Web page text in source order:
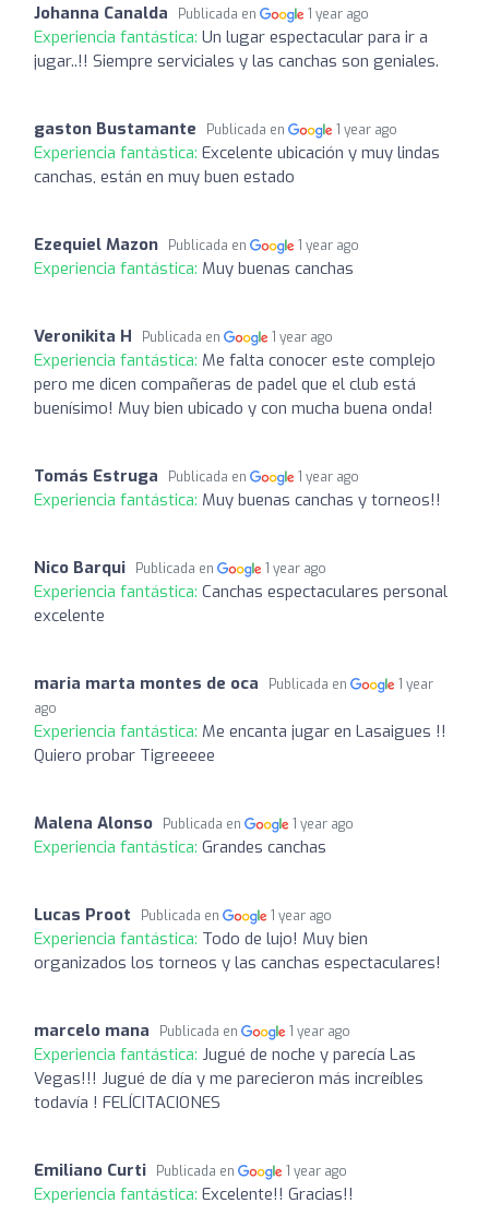
Johanna Canalda Publicada en 1 year ago
Experiencia fantástica: Un lugar espectacular para ir a
jugar..!! Siempre serviciales y las canchas son geniales.
gaston Bustamante Publicada en 1 year ago
Experiencia fantástica: Excelente ubicación y muy lindas
canchas, están en muy buen estado
Ezequiel Mazon Publicada en 1 year ago
Experiencia fantástica: Muy buenas canchas
Veronikita H Publicada en 1 year ago
Experiencia fantástica: Me falta conocer este complejo
pero me dicen compañeras de padel que el club está
buenísimo! Muy bien ubicado y con mucha buena onda!
Tomás Estruga Publicada en 1 year ago
Experiencia fantástica: Muy buenas canchas y torneos!!
Nico Barqui Publicada en 1 year ago
Experiencia fantástica: Canchas espectaculares personal
excelente
maria marta montes de oca Publicada en
1 year
ago
Experiencia fantástica: Me encanta jugar en Lasaigues !!
Quiero probar Tigreeeee
Malena Alonso Publicada en 1 year ago
Experiencia fantástica: Grandes canchas
Lucas Proot Publicada en 1 year ago
Experiencia fantástica: Todo de lujo! Muy bien
organizados los torneos y las canchas espectaculares!
marcelo mana Publicada en 1 year ago
Experiencia fantástica: Jugué de noche y parecía Las
Vegas!!! Jugué de día y me parecieron más increíbles
todavía ! FELÍCITACIONES
Emiliano Curti Publicada en 1 year ago
Experiencia fantástica: Excelente!! Gracias!!